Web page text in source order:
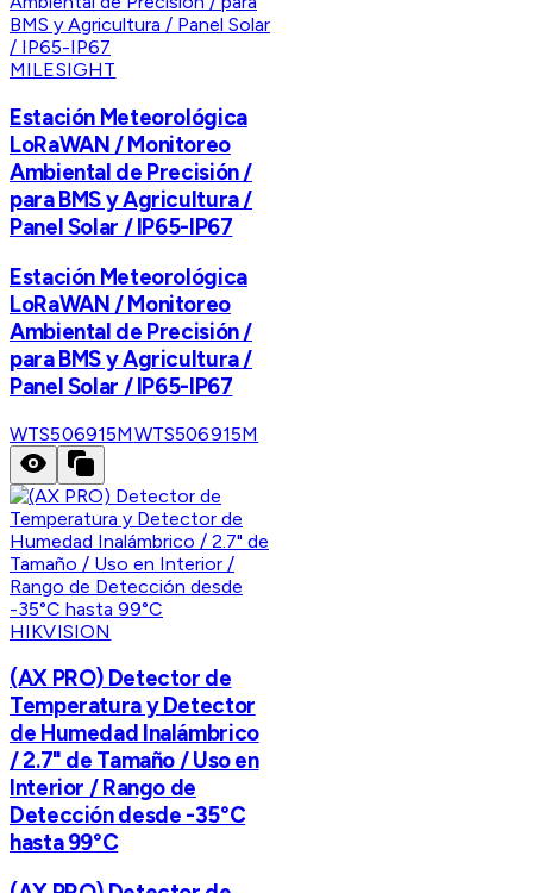
MILESIGHT
Estación Meteorológica
LoRaWAN / Monitoreo
Ambiental de Precisión /
para BMS y Agricultura /
Panel Solar / IP65-IP67
Estación Meteorológica
LoRaWAN / Monitoreo
Ambiental de Precisión /
para BMS y Agricultura /
Panel Solar / IP65-IP67
WTS506915MWTS506915M
HIKVISION
(AX PRO) Detector de
Temperatura y Detector
de Humedad Inalámbrico
/ 2.7" de Tamaño / Uso en
Interior / Rango de
Detección desde -35°C
hasta 99°C